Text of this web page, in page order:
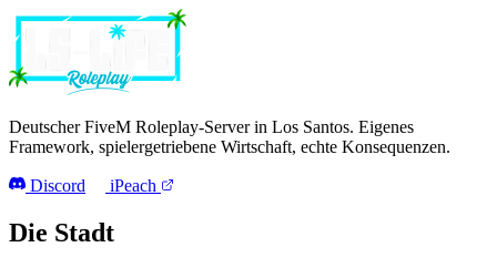
Deutscher FiveM Roleplay-Server in Los Santos. Eigenes
Framework, spielergetriebene Wirtschaft, echte Konsequenzen.
Discord iPeach
Die Stadt